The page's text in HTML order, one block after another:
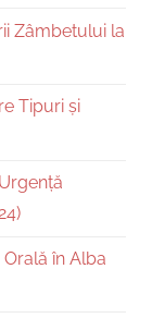
Zâmbetului la
Tipuri și
în Alba